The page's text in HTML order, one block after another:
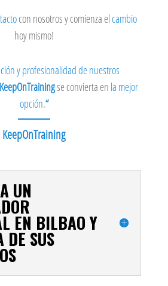
con nosotros y comienza elcambio
hoy mismo!
y profesionalidad de nuestros
KeepOnTrainingse convierta en la mejor
opción.“
KeepOnTraining
UN
EN BILBAO Y
DE SUS